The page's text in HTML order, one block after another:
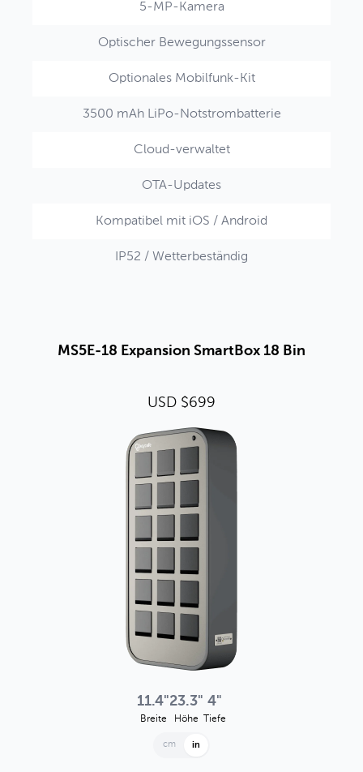
5-MP-Kamera
Optischer Bewegungssensor
Optionales Mobilfunk-Kit
3500 mAh LiPo-Notstrombatterie
Cloud-verwaltet
OTA-Updates
Kompatibel mit iOS / Android
IP52 / Wetterbeständig
MS5E-18 Expansion SmartBox 18 Bin
USD $699
11.4"
Breite
23.3"
Höhe
4"
Tiefe
cm in